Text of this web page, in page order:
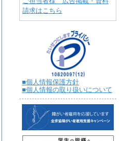
請求はこちら
■個人情報保護方針
■個人情報の取り扱いについて